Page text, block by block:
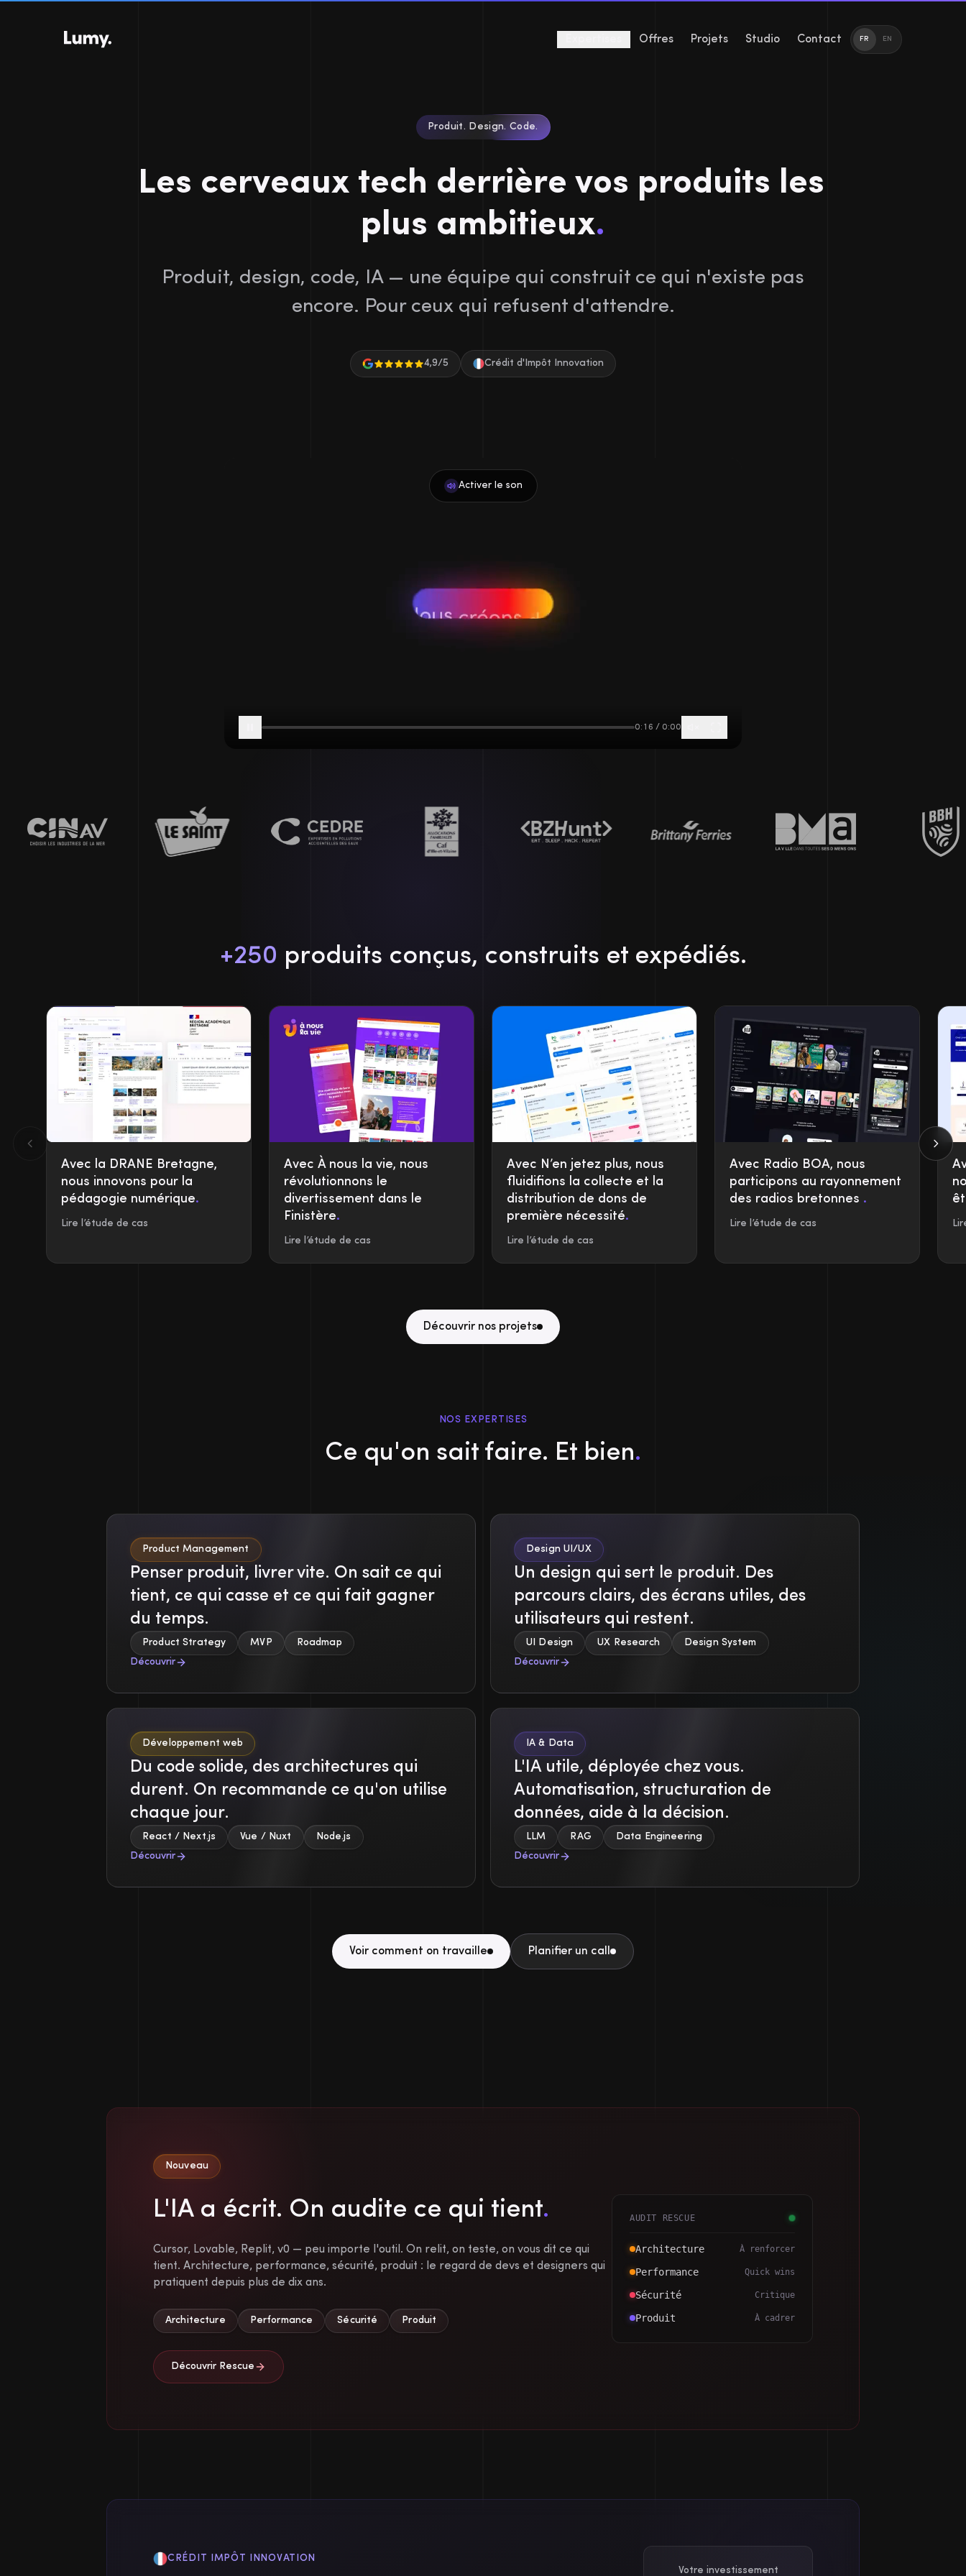
Offres Projets Studio Contact FR EN
Produit. Design. Code.
Les cerveaux tech derrière vos produits les
plus ambitieux.
Produit, design, code, IA — une équipe qui construit ce qui n'existe pas
encore. Pour ceux qui refusent d'attendre.
4,9/5 Crédit d'Impôt Innovation
Activer le son
0:18 / 0:00
+250 produits conçus, construits et expédiés.
Avec la DRANE Bretagne,
nous innovons pour la
pédagogie numérique.
Lire l’étude de cas
Avec À nous la vie, nous
révolutionnons le
divertissement dans le
Finistère.
Lire l’étude de cas
Avec N’en jetez plus, nous
fluidifions la collecte et la
distribution de dons de
première nécessité.
Lire l’étude de cas
Avec Radio BOA, nous
participons au rayonnement
des radios bretonnes .
Lire l’étude de cas
Découvrir nos projets
NOS EXPERTISES
Ce qu'on sait faire. Et bien.
Product Management
Penser produit, livrer vite. On sait ce qui
tient, ce qui casse et ce qui fait gagner
du temps.
Product Strategy MVP
Roadmap
Découvrir
Design UI/UX
Un design qui sert le produit. Des
parcours clairs, des écrans utiles, des
utilisateurs qui restent.
UI Design UX Research
Design System
Découvrir
Développement web
Du code solide, des architectures qui
durent. On recommande ce qu'on utilise
chaque jour.
React / Next.js Vue / Nuxt
Node.js
Découvrir
IA & Data
L'IA utile, déployée chez vous.
Automatisation, structuration de
données, aide à la décision.
LLM RAG
Data Engineering
Découvrir
Voir comment on travaille Planifier un call
Nouveau
L'IA a écrit. On audite ce qui tient.
Cursor, Lovable, Replit, v0 — peu importe l'outil. On relit, on teste, on vous dit ce qui
tient. Architecture, performance, sécurité, produit : le regard de devs et designers qui
pratiquent depuis plus de dix ans.
Architecture Performance Sécurité Produit
Découvrir Rescue
AUDIT RESCUE
Architecture À renforcer
Performance Quick wins
Sécurité Critique
Produit À cadrer
CRÉDIT IMPÔT INNOVATION
Votre investissement